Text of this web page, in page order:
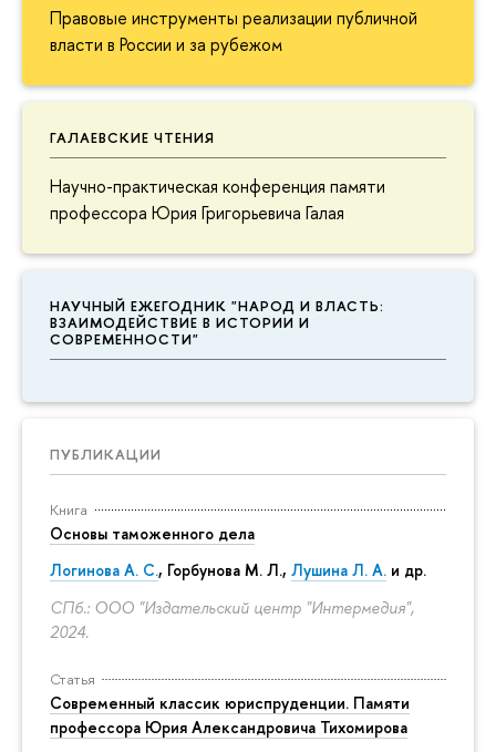
Правовые инструменты реализации публичной
власти в России и за рубежом
ГАЛАЕВСКИЕ ЧТЕНИЯ
Научно-практическая конференция памяти
профессора Юрия Григорьевича Галая
НАУЧНЫЙ ЕЖЕГОДНИК "НАРОД И ВЛАСТЬ:
ВЗАИМОДЕЙСТВИЕ В ИСТОРИИ И
СОВРЕМЕННОСТИ"
ПУБЛИКАЦИИ
Книга
Основы таможенного дела
Логинова А. С., Горбунова М. Л., Лушина Л. А. и др.
СПб.: ООО "Издательский центр "Интермедия",
2024.
Статья
Современный классик юриспруденции. Памяти
профессора Юрия Александровича Тихомирова